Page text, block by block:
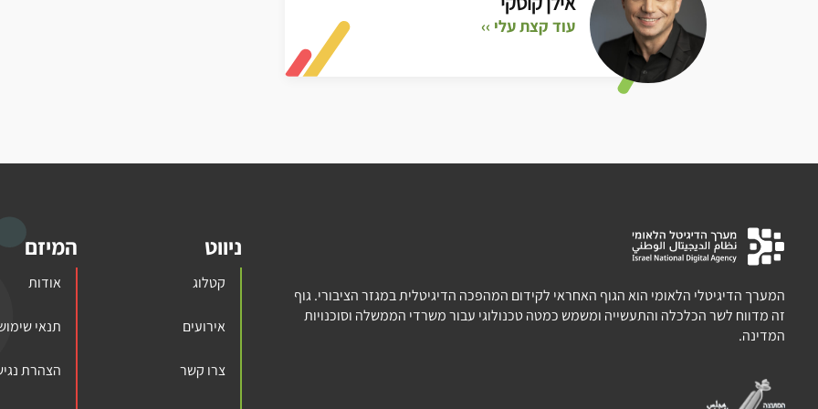
עוד קצת עלי ››
המערך הדיגיטלי הלאומי הוא הגוף האחראי לקידום המהפכה הדיגיטלית במגזר הציבורי. גוף
זה מדווח לשר הכלכלה והתעשייה ומשמש כמטה טכנולוגי עבור משרדי הממשלה וסוכנויות
המדינה.
ניווט
קטלוג
אירועים
צרו קשר
המיזם
אודות
תנאי
הצהרת